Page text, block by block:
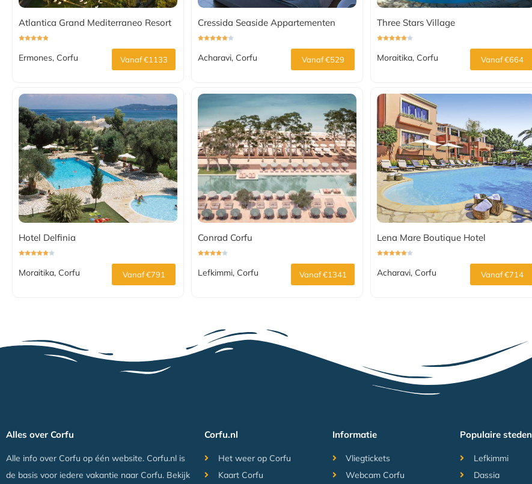
Atlantica Grand Mediterraneo Resort
Ermones, Corfu Vanaf €1133
Cressida Seaside Appartementen
Acharavi, Corfu Vanaf €529
Three Stars Village
Moraitika, Corfu Vanaf €664
Hotel Delfinia
Moraitika, Corfu Vanaf €791
Conrad Corfu
Lefkimmi, Corfu Vanaf €1341
Lena Mare Boutique Hotel
Acharavi, Corfu Vanaf €714
Alles over Corfu
Alle info over Corfu op één website. Corfu.nl is
de basis voor iedere vakantie naar Corfu. Bekijk
Corfu.nl
Het weer op Corfu
Kaart Corfu
Informatie
Vliegtickets
Webcam Corfu
Populaire steden
Lefkimmi
Dassia